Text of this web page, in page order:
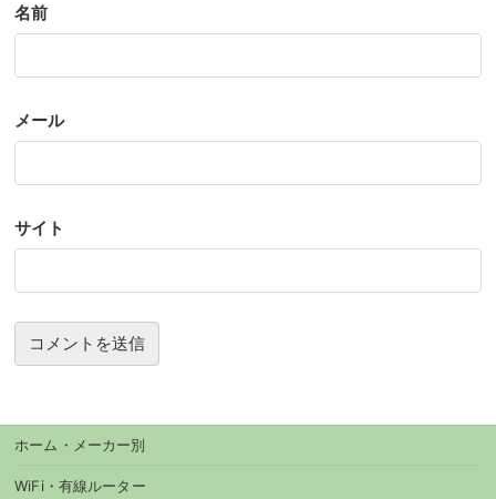
名前
メール
サイト
ホーム・メーカー別
WiFi・有線ルーター